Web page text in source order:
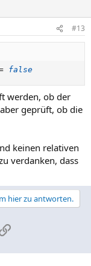
#13
false
werden, ob der
geprüft, ob die
keinen relativen
verdanken, dass
hier zu antworten.
Link